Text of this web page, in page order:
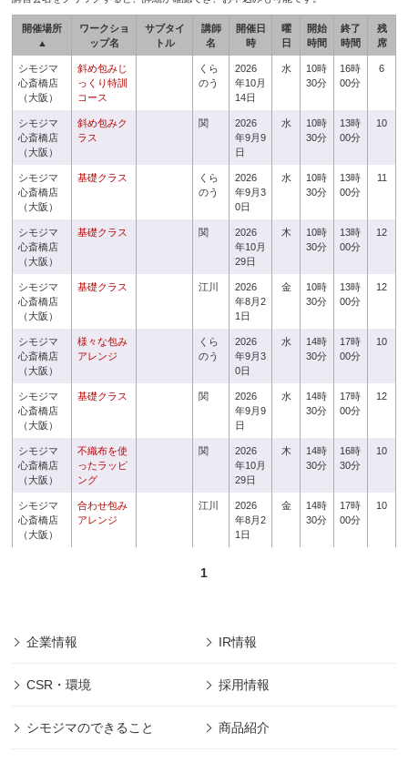
開催場所
▲
ワークショ
ップ名
サブタイ
トル
講師
名
開催日
時
曜
日
開始
時間
終了
時間
残
席
シモジマ
心斎橋店
（大阪）
斜め包みじ
っくり特訓
コース
くら
のう
2026
年10月
14日
水
10時
30分
16時
00分
6
シモジマ
心斎橋店
（大阪）
斜め包みク
ラス
関
2026
年9月9
日
水
10時
30分
13時
00分
10
シモジマ
心斎橋店
（大阪）
基礎クラス
くら
のう
2026
年9月3
0日
水
10時
30分
13時
00分
11
シモジマ
心斎橋店
（大阪）
基礎クラス 関
2026
年10月
29日
木
10時
30分
13時
00分
12
シモジマ
心斎橋店
（大阪）
基礎クラス 江川
2026
年8月2
1日
金
10時
30分
13時
00分
12
シモジマ
心斎橋店
（大阪）
様々な包み
アレンジ
くら
のう
2026
年9月3
0日
水
14時
30分
17時
00分
10
シモジマ
心斎橋店
（大阪）
基礎クラス 関
2026
年9月9
日
水
14時
30分
17時
00分
12
シモジマ
心斎橋店
（大阪）
不織布を使
ったラッピ
ング
関
2026
年10月
29日
木
14時
30分
16時
30分
10
シモジマ
心斎橋店
（大阪）
合わせ包み
アレンジ
江川
2026
年8月2
1日
金
14時
30分
17時
00分
10
1
企業情報 IR情報
CSR・環境 採用情報
シモジマのできること 商品紹介